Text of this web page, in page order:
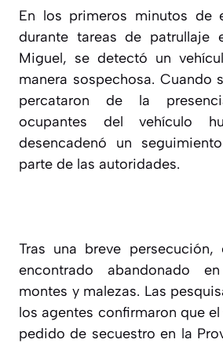
En los primeros minutos de
durante tareas de patrullaje
Miguel, se detectó un
manera sospechosa. Cuando
percataron de la
ocupantes del vehículo
desencadenó un
parte de las autoridades.
Tras una breve
encontrado abandonado
montes y malezas. Las
los agentes confirmaron que
pedido de secuestro en la